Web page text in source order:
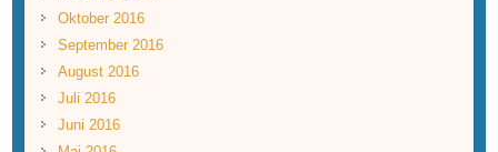
Oktober 2016
September 2016
August 2016
Juli 2016
Juni 2016